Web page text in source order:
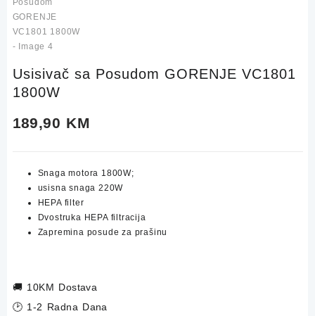
Usisivač sa Posudom GORENJE VC1801
1800W
189,90 KM
Snaga motora 1800W;
usisna snaga 220W
HEPA filter
Dvostruka HEPA filtracija
Zapremina posude za prašinu
🚚 10KM Dostava
🕑 1-2 Radna Dana